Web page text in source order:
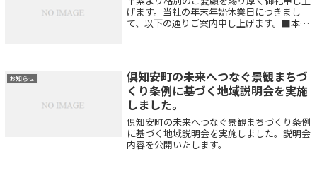
げます。当社の年末年始休業日につきまし
て、以下の通りご案内申し上げます。■本社
お知らせ
倶知安町の未来へつなぐ景観まちづ
くり条例に基づく地域説明会を実施
しました。
倶知安町の未来へつなぐ景観まちづくり条例
に基づく地域説明会を実施しました。説明会
内容を公開いたします。